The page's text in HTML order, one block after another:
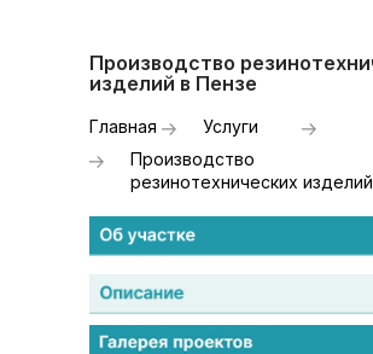
Производство
резинотехнических изделий
Услуги
Главная
Производство
изделий в Пензе